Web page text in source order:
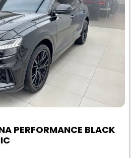
PERFORMANCE BLACK